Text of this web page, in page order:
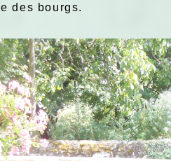
des bourgs.